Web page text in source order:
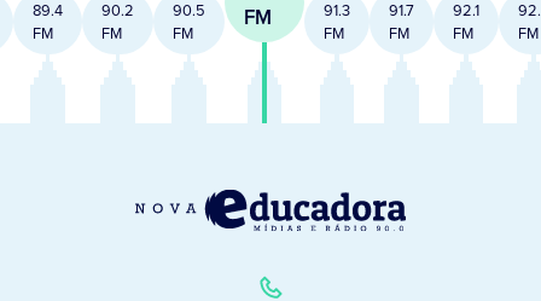
89.4
FM
90.2
FM
90.5
FM
FM
91.3
FM
91.7
FM
92.1
FM
FM